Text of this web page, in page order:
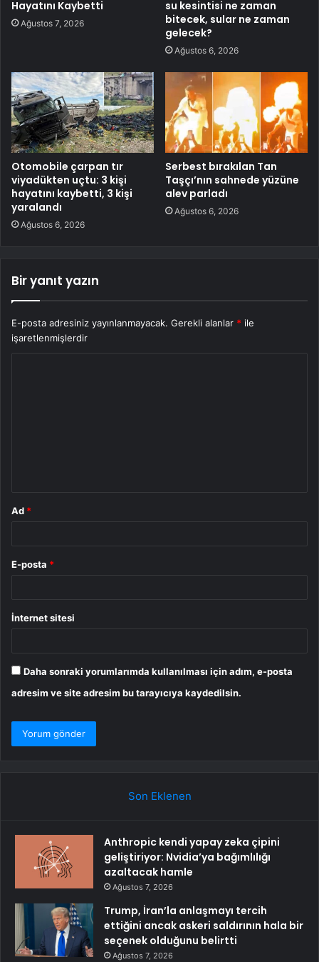
Hayatını Kaybetti
Ağustos 7, 2026
su kesintisi ne zaman
bitecek, sular ne zaman
gelecek?
Ağustos 6, 2026
Otomobile çarpan tır
viyadükten uçtu: 3 kişi
hayatını kaybetti, 3 kişi
yaralandı
Ağustos 6, 2026
Serbest bırakılan Tan
Taşçı’nın sahnede yüzüne
alev parladı
Ağustos 6, 2026
Bir yanıt yazın
E-posta adresiniz yayınlanmayacak. Gerekli alanlar * ile
işaretlenmişlerdir
Ad *
E-posta *
İnternet sitesi
Daha sonraki yorumlarımda kullanılması için adım, e-posta
adresim ve site adresim bu tarayıcıya kaydedilsin.
Son Eklenen
Anthropic kendi yapay zeka çipini
geliştiriyor: Nvidia’ya bağımlılığı
azaltacak hamle
Ağustos 7, 2026
Trump, İran’la anlaşmayı tercih
ettiğini ancak askeri saldırının hala bir
seçenek olduğunu belirtti
Ağustos 7, 2026